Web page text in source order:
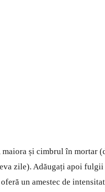
și cimbrul în mortar
zile). Adăugați apoi
un amestec de